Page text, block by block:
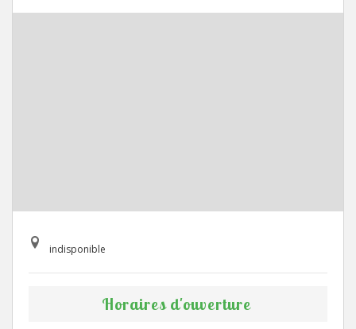
indisponible
Horaires d'ouverture